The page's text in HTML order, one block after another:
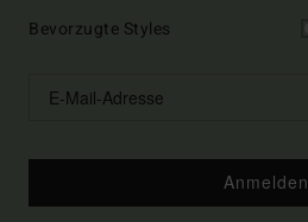
Bevorzugte Styles
Anmelden